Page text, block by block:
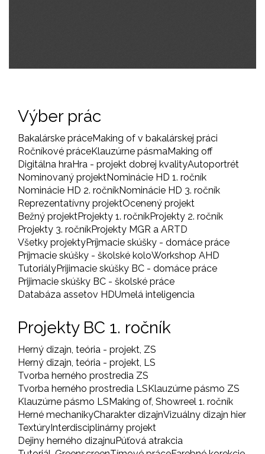
Výber prác
Bakalárske práceMaking of v bakalárskej práci
Ročníkové práceKlauzúrne pásmaMaking off
Digitálna hraHra - projekt dobrej kvalityAutoportrét
Nominovaný projektNominácie HD 1. ročník
Nominácie HD 2. ročníkNominácie HD 3. ročník
Reprezentatívny projektOcenený projekt
Bežný projektProjekty 1. ročníkProjekty 2. ročník
Projekty 3. ročníkProjekty MGR a ARTD
Všetky projektyPríjmacie skúšky - domáce práce
Príjmacie skúšky - školské koloWorkshop AHD
TutoriályPrijimacie skúšky BC - domáce práce
Prijimacie skúšky BC - školské práce
Databáza assetov HDUmelá inteligencia
Projekty BC 1. ročník
Herný dizajn, teória - projekt, ZS
Herný dizajn, teória - projekt, LS
Tvorba herného prostredia ZS
Tvorba herného prostredia LSKlauzúrne pásmo ZS
Klauzúrne pásmo LSMaking of, Showreel 1. ročník
Herné mechanikyCharakter dizajnVizuálny dizajn hier
TextúryInterdisciplinárny projekt
Dejiny herného dizajnuPúťová atrakcia